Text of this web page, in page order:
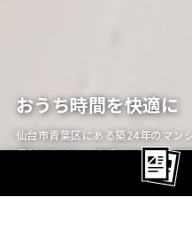
おうち時間を快適に
仙台市青葉区にある築24年のマン
便利な立地に、細部にこだわりが
感のあるお住まいが完成しました。